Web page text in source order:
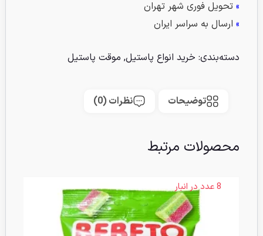
» تحویل فوری شهر تهران
» ارسال به سراسر ایران
دسته‌بندی: خرید انواع پاستیل, موقت پاستیل
توضیحات نظرات (0)
محصولات مرتبط
8 عدد در انبار